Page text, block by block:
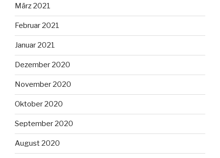
März 2021
Februar 2021
Januar 2021
Dezember 2020
November 2020
Oktober 2020
September 2020
August 2020